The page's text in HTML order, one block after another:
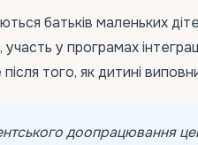
батьків маленьких
у програмах
того, як дитині
доопрацювання